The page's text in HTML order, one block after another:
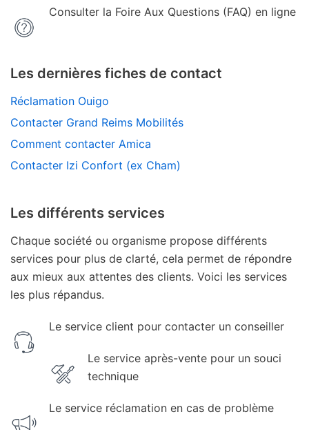
Consulter la Foire Aux Questions (FAQ) en ligne
Les dernières fiches de contact
Réclamation Ouigo
Contacter Grand Reims Mobilités
Comment contacter Amica
Contacter Izi Confort (ex Cham)
Les différents services
Chaque société ou organisme propose différents
services pour plus de clarté, cela permet de répondre
aux mieux aux attentes des clients. Voici les services
les plus répandus.
Le service client pour contacter un conseiller
Le service après-vente pour un souci
technique
Le service réclamation en cas de problème